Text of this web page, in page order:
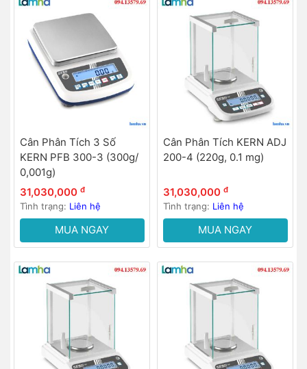
Cân Phân Tích 3 Số
KERN PFB 300-3 (300g/
0,001g)
31,030,000 đ
Tình trạng: Liên hệ
MUA NGAY
Cân Phân Tích KERN ADJ
200-4 (220g, 0.1 mg)
31,030,000 đ
Tình trạng: Liên hệ
MUA NGAY